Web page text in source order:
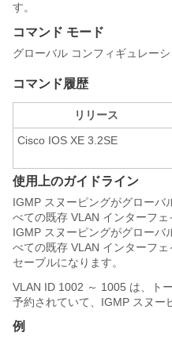
す。
コマンド モード
グローバル コンフィギュレー
コマンド履歴
リリース
Cisco IOS XE 3.2SE
使用上のガイドライン
IGMP スヌーピングがグローバ
べての既存 VLAN インターフェ
IGMP スヌーピングがグローバ
べての既存 VLAN インターフ
セーブルになります。
VLAN ID 1002 ～ 1005 は、ト
予約されていて、IGMP スヌー
例